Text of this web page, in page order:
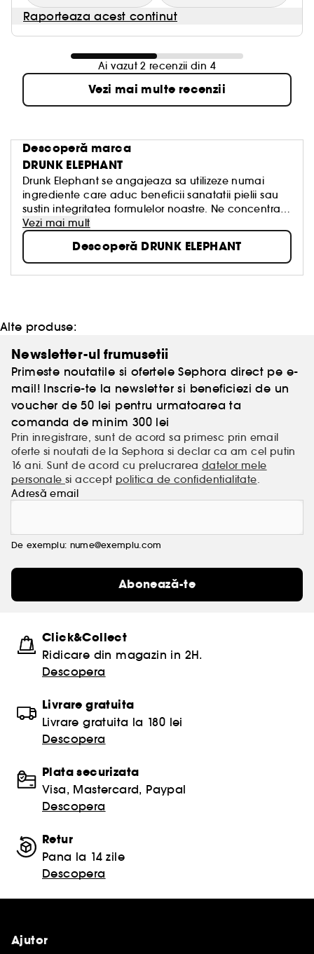
Raporteaza acest continut
Ai vazut 2 recenzii din 4
Vezi mai multe recenzii
Descoperă marca
DRUNK ELEPHANT
Drunk Elephant se angajeaza sa utilizeze numai
ingrediente care aduc beneficii sanatatii pielii sau
sustin integritatea formulelor noastre. Ne concentram
pe niveluri de pH sanatoase, formule pe care pielea
le recunoaste, structuri moleculare mici, care sunt
usor absorbite, si ingrediente active eficiente, care
sustin mantaua acida a pielii. Toate produsele
noastre sunt create pentru a putea fi amestecate—
si sanatoasa.
Vezi mai mult
Descoperă DRUNK ELEPHANT
Alte produse:
Newsletter-ul frumusetii
Primeste noutatile si ofertele Sephora direct pe e-
mail! Inscrie-te la newsletter si beneficiezi de un
voucher de 50 lei pentru urmatoarea ta
comanda de minim 300 lei
Prin inregistrare, sunt de acord sa primesc prin email
oferte si noutati de la Sephora si declar ca am cel putin
16 ani. Sunt de acord cu prelucrarea datelor mele
personalesi accept politica de confidentialitate.
Adresă email
De exemplu: nume@exemplu.com
Abonează-te
Click&Collect
Ridicare din magazin in 2H.
Descopera
Livrare gratuita
Livrare gratuita la 180 lei
Descopera
Plata securizata
Visa, Mastercard, Paypal
Descopera
Retur
Pana la 14 zile
Descopera
Ajutor